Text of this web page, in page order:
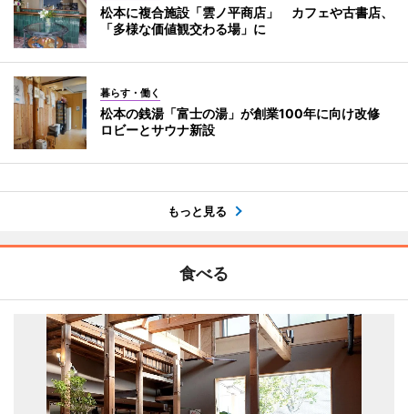
松本に複合施設「雲ノ平商店」 カフェや古書店、
「多様な価値観交わる場」に
暮らす・働く
松本の銭湯「富士の湯」が創業100年に向け改修
ロビーとサウナ新設
もっと見る
食べる